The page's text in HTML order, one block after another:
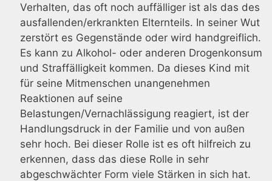
Verhalten, das oft noch auffälliger ist als das des
ausfallenden/erkrankten Elternteils. In seiner Wut
zerstört es Gegenstände oder wird handgreiflich.
Es kann zu Alkohol- oder anderen Drogenkonsum
und Straffälligkeit kommen. Da dieses Kind mit
für seine Mitmenschen unangenehmen
Reaktionen auf seine
Belastungen/Vernachlässigung reagiert, ist der
Handlungsdruck in der Familie und von außen
sehr hoch. Bei dieser Rolle ist es oft hilfreich zu
erkennen, dass das diese Rolle in sehr
abgeschwächter Form viele Stärken in sich hat.